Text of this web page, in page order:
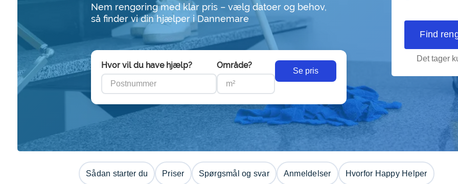
Nem rengøring med klar pris – vælg datoer og behov,
så finder vi din hjælper i Dannemare
Hvor vil du have hjælp? Område?
Se pris
Find
Det tager
Sådan starter du Priser Spørgsmål og svar Anmeldelser Hvorfor Happy Helper